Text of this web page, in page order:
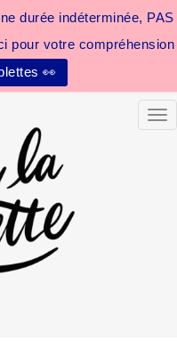
durée indéterminée, PAS
pour votre compréhension
👀